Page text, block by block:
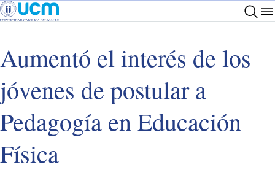
Aumentó el interés de los
jóvenes de postular a
Pedagogía en Educación
Física